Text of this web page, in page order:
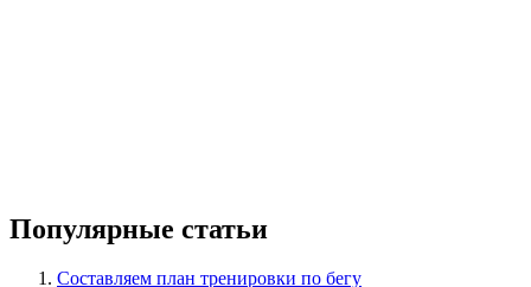
Популярные статьи
Составляем план тренировки по бегу